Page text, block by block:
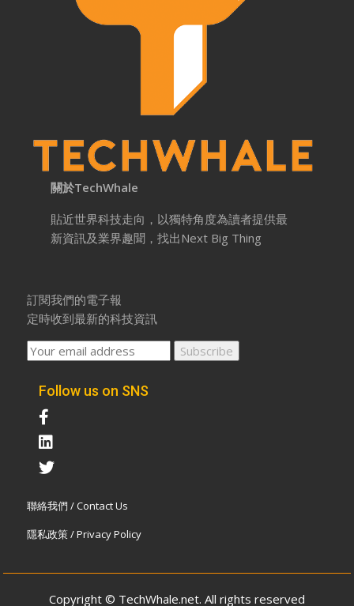
關於TechWhale
貼近世界科技走向，以獨特角度為讀者提供最
新資訊及業界趣聞，找出Next Big Thing
訂閱我們的電子報
定時收到最新的科技資訊
Follow us on SNS
聯絡我們 / Contact Us
隱私政策 / Privacy Policy
Copyright © TechWhale.net. All rights reserved